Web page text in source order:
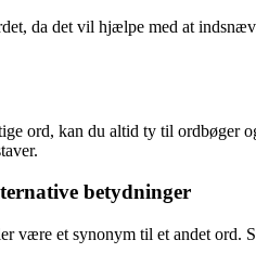
da det vil hjælpe med at
ord, kan du altid ty til
betydninger
være et synonym til et andet